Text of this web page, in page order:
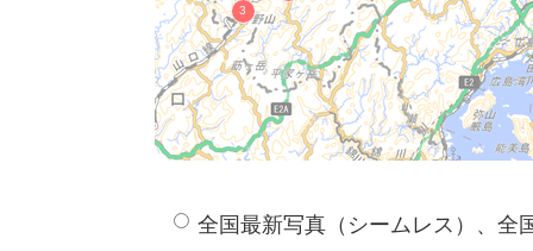
全国最新写真（シームレス）、全